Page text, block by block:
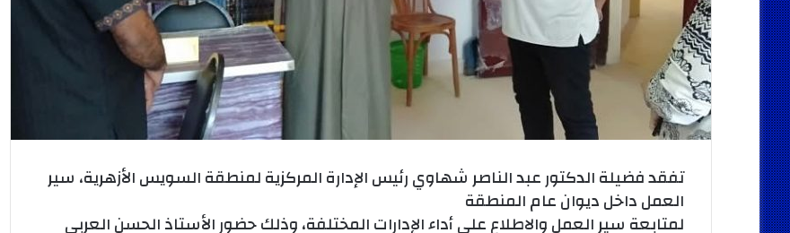
تفقد فضيلة الدكتور عبد الناصر شهاوي رئيس الإدارة المركزية لمنطقة السويس الأزهرية، سير
العمل داخل ديوان عام المنطقة
لمتابعة سير العمل والاطلاع على أداء الإدارات المختلفة، وذلك حضور الأستاذ الحسن العربي